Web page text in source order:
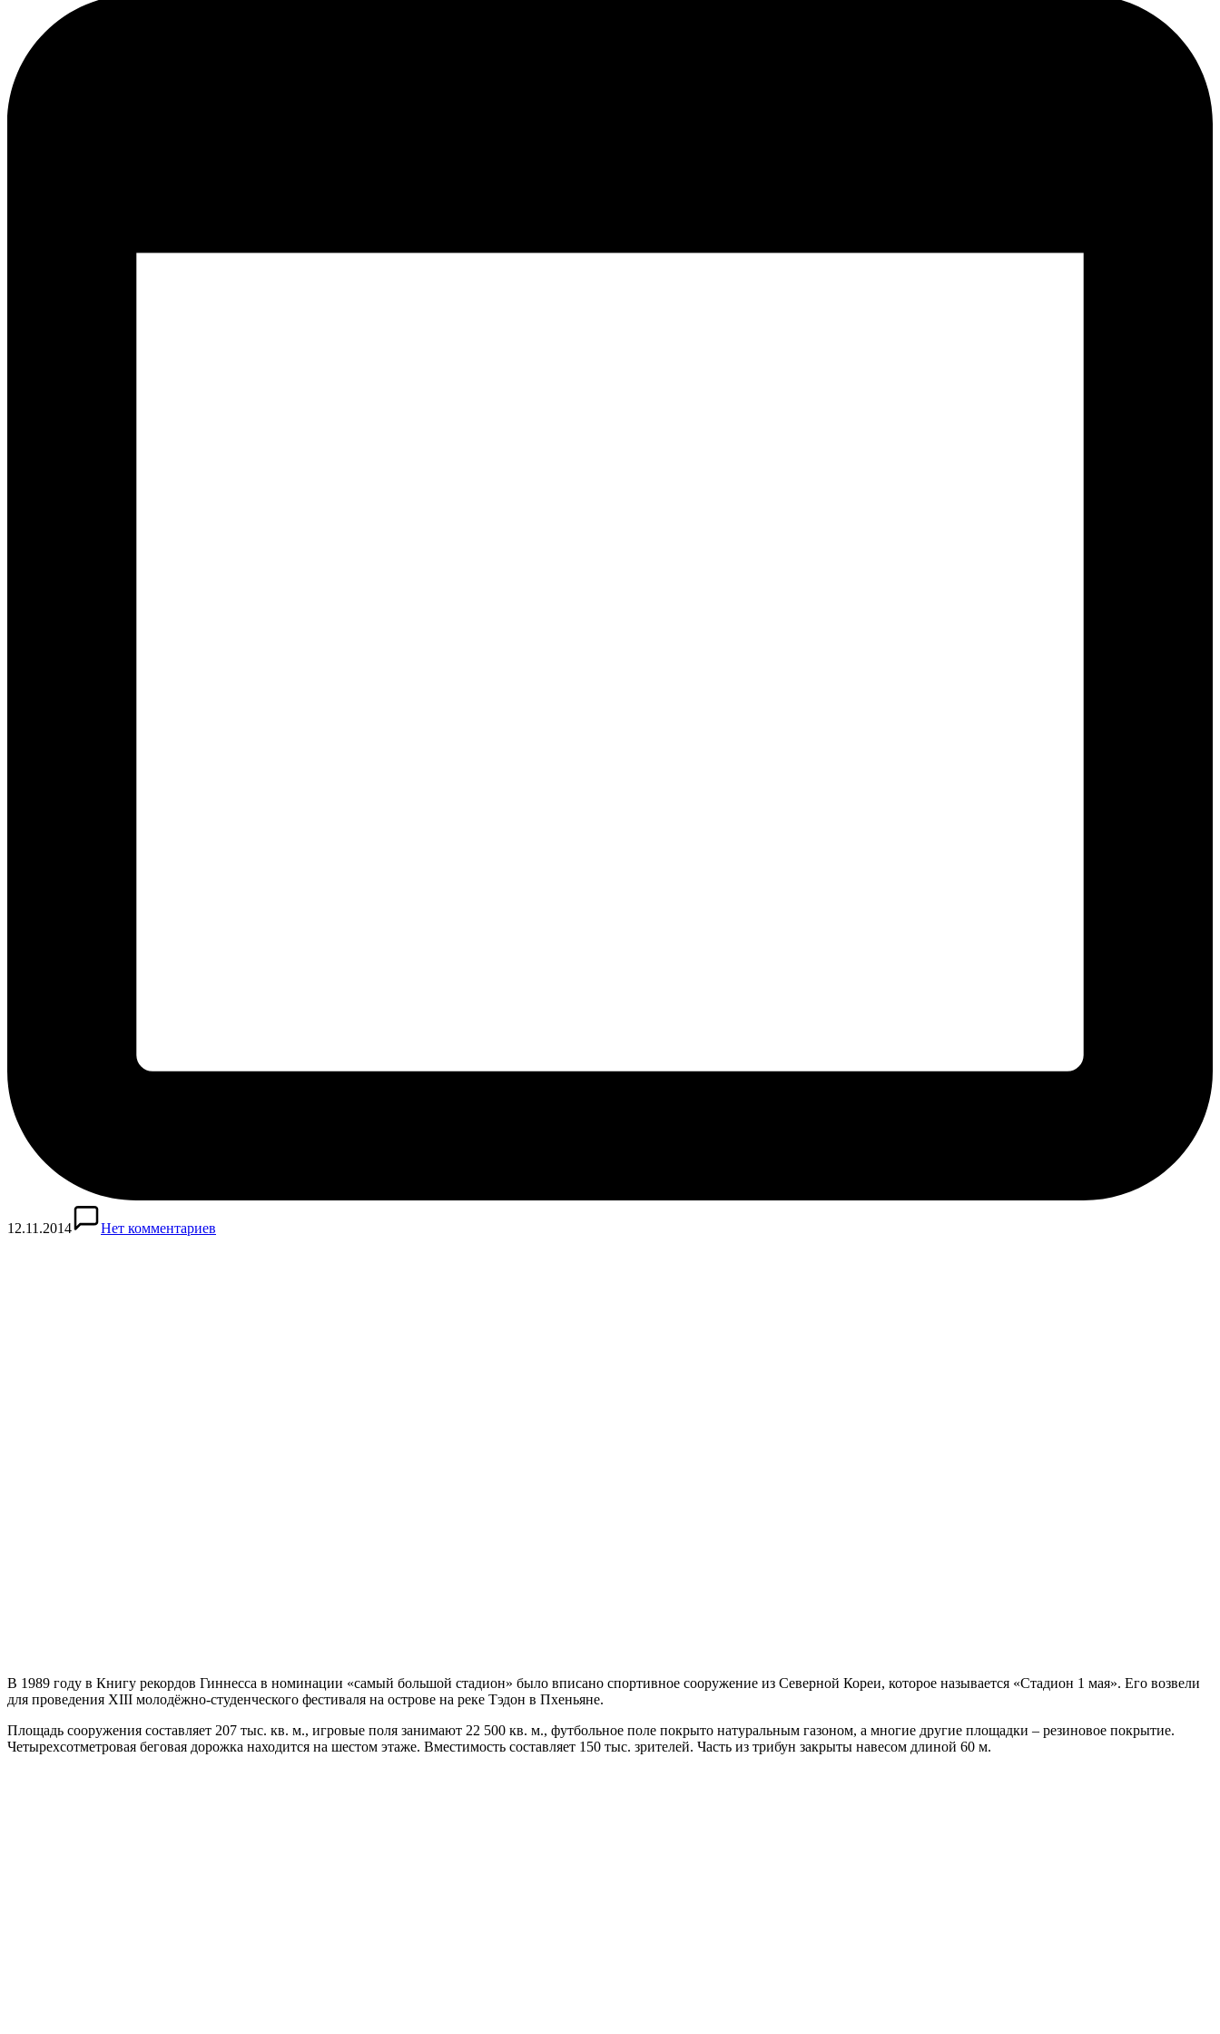
12.11.2014 Нет комментариев
В 1989 году в Книгу рекордов Гиннесса в номинации «самый большой стадион» было вписано спортивное сооружение из Северной Кореи, которое называется «Стадион 1 мая». Его возвели
для проведения XIII молодёжно-студенческого фестиваля на острове на реке Тэдон в Пхеньяне.
Площадь сооружения составляет 207 тыс. кв. м., игровые поля занимают 22 500 кв. м., футбольное поле покрыто натуральным газоном, а многие другие площадки – резиновое покрытие.
Четырехсотметровая беговая дорожка находится на шестом этаже. Вместимость составляет 150 тыс. зрителей. Часть из трибун закрыты навесом длиной 60 м.